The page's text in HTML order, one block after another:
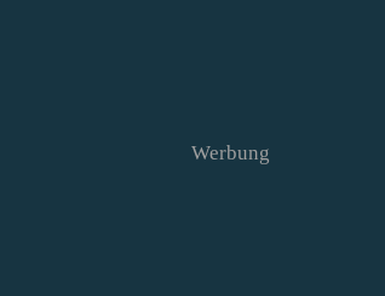
Werbung